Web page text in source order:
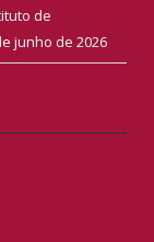
de
junho de 2026